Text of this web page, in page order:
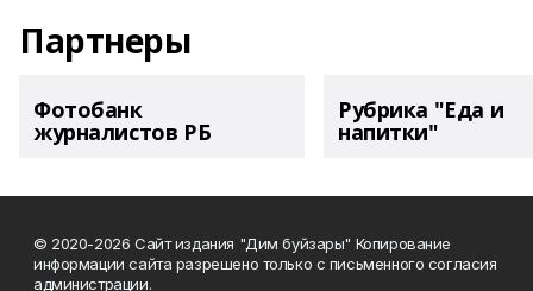
Партнеры
Фотобанк
журналистов РБ
Рубрика "Еда и
напитки"
© 2020-2026 Сайт издания "Дим буйзары" Копирование
информации сайта разрешено только с письменного согласия
администрации.